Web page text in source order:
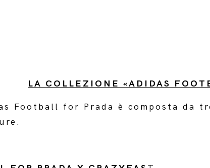
LA COLLEZIONE «ADIDAS
Football for Prada è composta da